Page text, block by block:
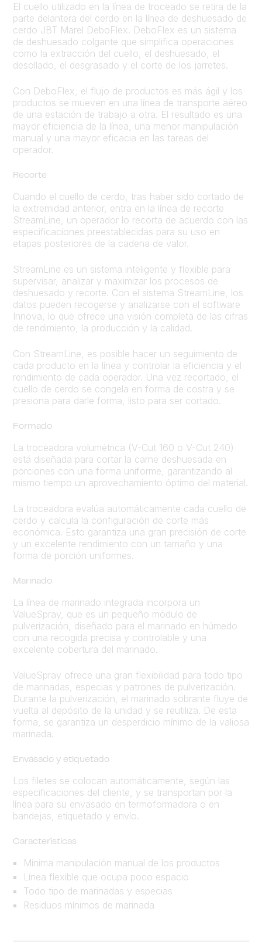
El cuello utilizado en la línea de troceado se retira de la
parte delantera del cerdo en la línea de deshuesado de
cerdo JBT Marel DeboFlex. DeboFlex es un sistema
de deshuesado colgante que simplifica operaciones
como la extracción del cuello, el deshuesado, el
desollado, el desgrasado y el corte de los jarretes.
Con DeboFlex, el flujo de productos es más ágil y los
productos se mueven en una línea de transporte aéreo
de una estación de trabajo a otra. El resultado es una
mayor eficiencia de la línea, una menor manipulación
manual y una mayor eficacia en las tareas del
operador.
Recorte
Cuando el cuello de cerdo, tras haber sido cortado de
la extremidad anterior, entra en la línea de recorte
StreamLine, un operador lo recorta de acuerdo con las
especificaciones preestablecidas para su uso en
etapas posteriores de la cadena de valor.
StreamLine es un sistema inteligente y flexible para
supervisar, analizar y maximizar los procesos de
deshuesado y recorte. Con el sistema StreamLine, los
datos pueden recogerse y analizarse con el software
Innova, lo que ofrece una visión completa de las cifras
de rendimiento, la producción y la calidad.
Con StreamLine, es posible hacer un seguimiento de
cada producto en la línea y controlar la eficiencia y el
rendimiento de cada operador. Una vez recortado, el
cuello de cerdo se congela en forma de costra y se
presiona para darle forma, listo para ser cortado.
Formado
La troceadora volumétrica (V-Cut 160 o V-Cut 240)
está diseñada para cortar la carne deshuesada en
porciones con una forma uniforme, garantizando al
mismo tiempo un aprovechamiento óptimo del material.
La troceadora evalúa automáticamente cada cuello de
cerdo y calcula la configuración de corte más
económica. Esto garantiza una gran precisión de corte
y un excelente rendimiento con un tamaño y una
forma de porción uniformes.
Marinado
La línea de marinado integrada incorpora un
ValueSpray, que es un pequeño módulo de
pulverización, diseñado para el marinado en húmedo
con una recogida precisa y controlable y una
excelente cobertura del marinado.
ValueSpray ofrece una gran flexibilidad para todo tipo
de marinadas, especias y patrones de pulverización.
Durante la pulverización, el marinado sobrante fluye de
vuelta al depósito de la unidad y se reutiliza. De esta
forma, se garantiza un desperdicio mínimo de la valiosa
marinada.
Envasado y etiquetado
Los filetes se colocan automáticamente, según las
especificaciones del cliente, y se transportan por la
línea para su envasado en termoformadora o en
bandejas, etiquetado y envío.
Características
Mínima manipulación manual de los productos
Línea flexible que ocupa poco espacio
Todo tipo de marinadas y especias
Residuos mínimos de marinada